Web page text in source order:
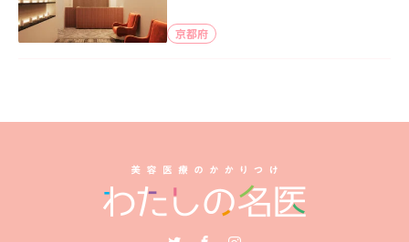
京都府